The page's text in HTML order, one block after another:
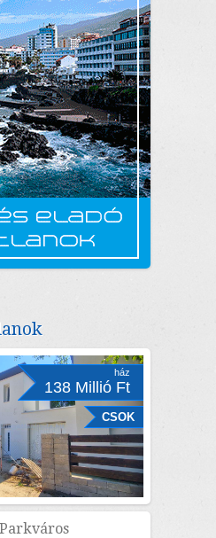
ház
138 Millió Ft
CSOK